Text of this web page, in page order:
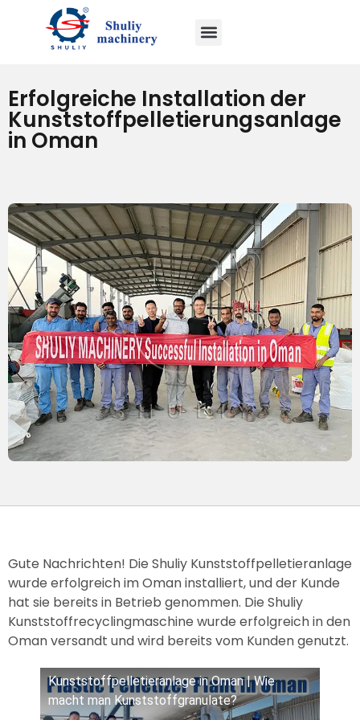
Erfolgreiche Installation der
Kunststoffpelletierungsanlage
in Oman
Gute Nachrichten! Die Shuliy Kunststoffpelletieranlage
wurde erfolgreich im Oman installiert, und der Kunde
hat sie bereits in Betrieb genommen. Die Shuliy
Kunststoffrecyclingmaschine wurde erfolgreich in den
Oman versandt und wird bereits vom Kunden genutzt.
Kunststoffpelletieranlage in Oman | Wie
macht man Kunststoffgranulate?